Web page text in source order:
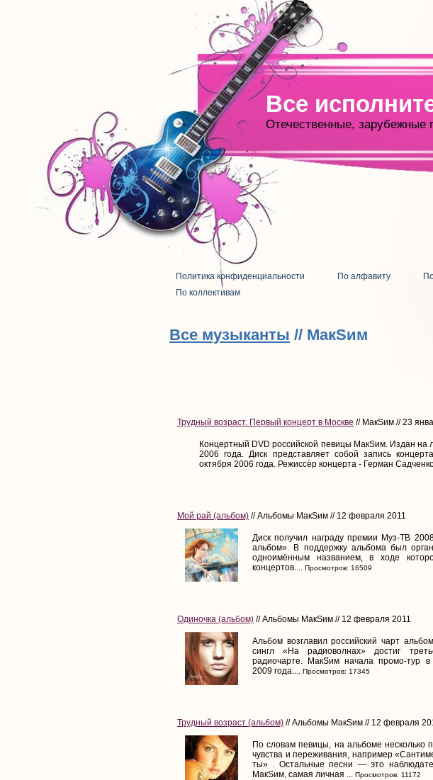
Все
Отечественные, зарубежные
Политика конфиденциальности По алфавиту
По коллективам
Все музыканты // МакSим
Трудный возраст. Первый концерт в Москве // МакSим // 23
Концертный DVD российской певицы МакSим. Издан на
2006 года. Диск представляет собой запись
октября 2006 года. Режиссёр концерта - Герман
Мой рай (альбом) // Альбомы МакSим // 12 февраля 2011
Диск получил награду премии Муз-ТВ
альбом». В поддержку альбома был
одноимённым названием, в ходе
концертов.... Просмотров: 16509
Одиночка (альбом) // Альбомы МакSим // 12 февраля 2011
Альбом возглавил российский чарт
сингл «На радиоволнах» достиг
радиочарте. МакSим начала промо-тур
2009 года.... Просмотров: 17345
Трудный возраст (альбом) // Альбомы МакSим // 12 февраля
По словам певицы, на альбоме несколько
чувства и переживания, например
ты» . Остальные песни — это
МакSим, самая личная ... Просмотров: 11172